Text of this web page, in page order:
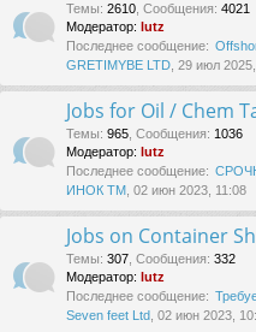
Темы: 2610 Сообщения: 4021
Модератор: lutz
Последнее сообщение:
GRETIMYBE LTD , 29 июл
Jobs for Oil / Chem
Темы: 965 Сообщения: 1036
Модератор: lutz
Последнее сообщение:
ИНОК ТМ , 02 июн 2023, 11:08
Jobs on Container
Темы: 307 Сообщения: 332
Модератор: lutz
Последнее сообщение:
Seven feet Ltd , 02 июн 2023,